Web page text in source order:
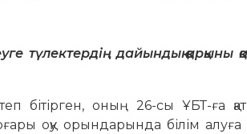
түлек­тердің дайындық
бітірген, оның 26-сы ҰБТ-ға
оқу орындарында білім алуға